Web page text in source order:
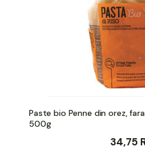
Paste bio Penne din orez,
500g
34,75